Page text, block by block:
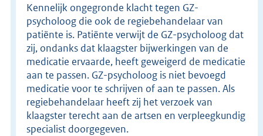
Kennelijk ongegronde klacht tegen GZ-
psycholoog die ook de regiebehandelaar van
patiënte is. Patiënte verwijt de GZ-psycholoog dat
zij, ondanks dat klaagster bijwerkingen van de
medicatie ervaarde, heeft geweigerd de medicatie
aan te passen. GZ-psycholoog is niet bevoegd
medicatie voor te schrijven of aan te passen. Als
regiebehandelaar heeft zij het verzoek van
klaagster terecht aan de artsen en verpleegkundig
specialist doorgegeven.